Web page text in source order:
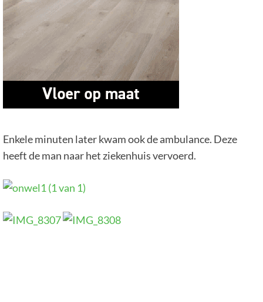
Enkele minuten later kwam ook de ambulance. Deze
heeft de man naar het ziekenhuis vervoerd.